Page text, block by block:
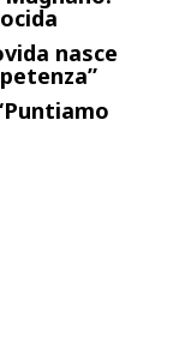
nasce